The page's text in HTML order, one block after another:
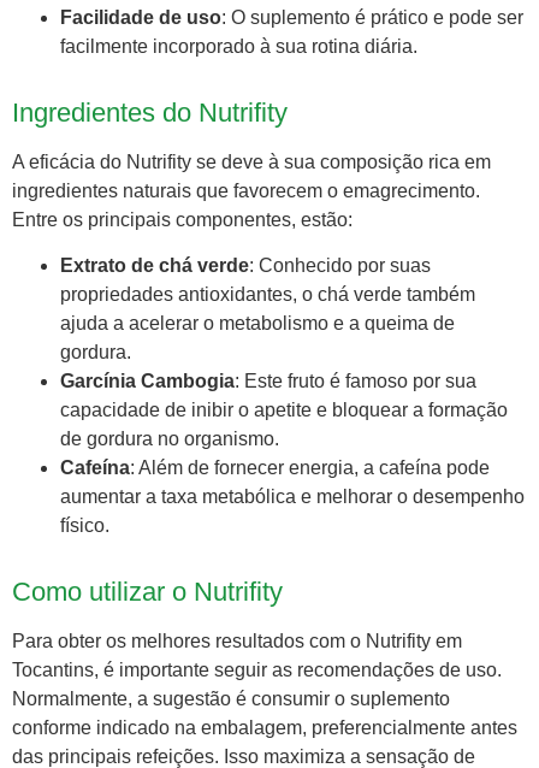
Facilidade de uso: O suplemento é prático e pode ser
facilmente incorporado à sua rotina diária.
Ingredientes do Nutrifity
A eficácia do Nutrifity se deve à sua composição rica em
ingredientes naturais que favorecem o emagrecimento.
Entre os principais componentes, estão:
Extrato de chá verde: Conhecido por suas
propriedades antioxidantes, o chá verde também
ajuda a acelerar o metabolismo e a queima de
gordura.
Garcínia Cambogia: Este fruto é famoso por sua
capacidade de inibir o apetite e bloquear a formação
de gordura no organismo.
Cafeína: Além de fornecer energia, a cafeína pode
aumentar a taxa metabólica e melhorar o desempenho
físico.
Como utilizar o Nutrifity
Para obter os melhores resultados com o Nutrifity em
Tocantins, é importante seguir as recomendações de uso.
Normalmente, a sugestão é consumir o suplemento
conforme indicado na embalagem, preferencialmente antes
das principais refeições. Isso maximiza a sensação de